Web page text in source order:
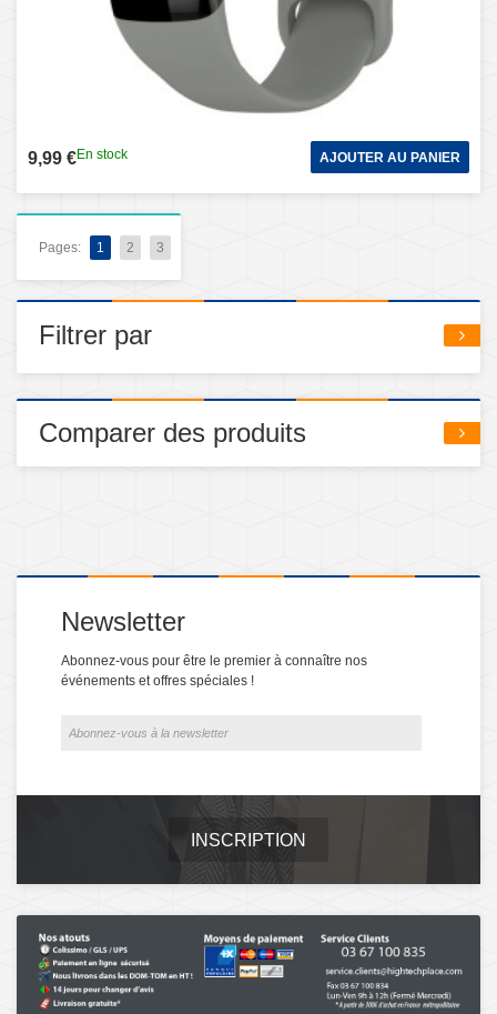
9,99 €En stock AJOUTER AU PANIER
Pages: 1 2 3
Filtrer par
Comparer des produits
Newsletter
Abonnez-vous pour être le premier à connaître nos
événements et offres spéciales !
INSCRIPTION